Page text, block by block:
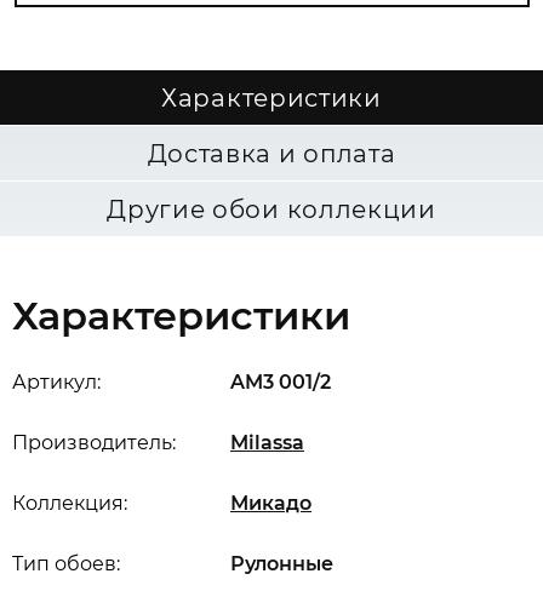
Характеристики
Доставка и оплата
Другие обои коллекции
Характеристики
Артикул: AM3 001/2
Производитель: Milassa
Коллекция: Микадо
Тип обоев: Рулонные